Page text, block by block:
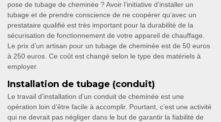
pose de tubage de cheminée ? Avoir l’initiative d’installer un
tubage et de prendre conscience de ne coopérer qu’avec un
prestataire qualifié est très important pour la durabilité de la
sécurisation de fonctionnement de votre appareil de chauffage.
Le prix d’un artisan pour un tubage de cheminée est de 50 euros
à 250 euros. Ce coût est changé selon le type des matériels à
employer.
Installation de tubage (conduit)
Le travail d’installation d’un conduit de cheminée est une
opération loin d’être facile à accomplir. Pourtant, c’est une activité
qui ne devrait pas négliger dans le but de garantir la fiabilité de